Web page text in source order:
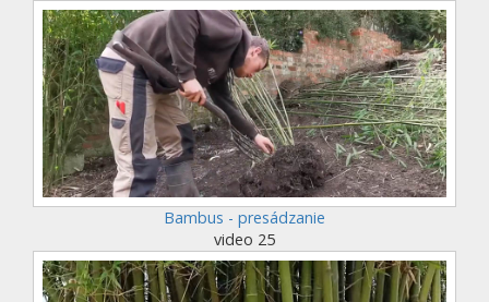
Bambus - presádzanie
video 25